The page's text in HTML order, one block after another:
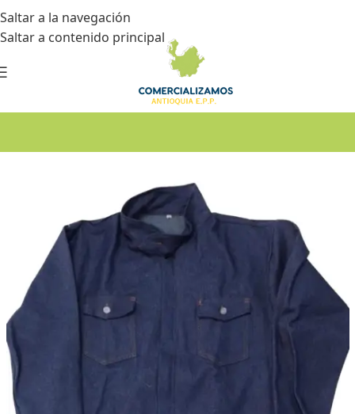
Saltar a la navegación
Saltar a contenido principal